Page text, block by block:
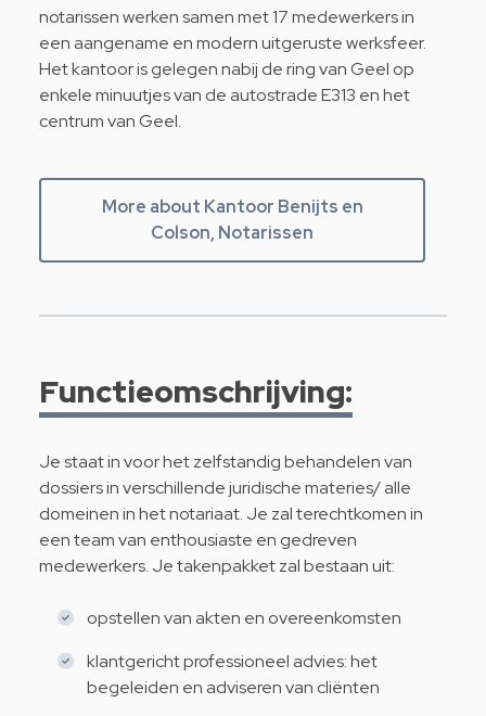
notarissen werken samen met 17 medewerkers in
een aangename en modern uitgeruste werksfeer.
Het kantoor is gelegen nabij de ring van Geel op
enkele minuutjes van de autostrade E313 en het
centrum van Geel.
More about Kantoor Benijts en
Colson, Notarissen
Functieomschrijving:
Je staat in voor het zelfstandig behandelen van
dossiers in verschillende juridische materies/ alle
domeinen in het notariaat. Je zal terechtkomen in
een team van enthousiaste en gedreven
medewerkers. Je takenpakket zal bestaan uit:
opstellen van akten en overeenkomsten
klantgericht professioneel advies: het
begeleiden en adviseren van cliënten